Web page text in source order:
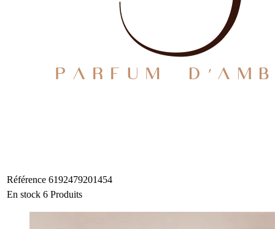
Référence 6192479201454
En stock 6 Produits